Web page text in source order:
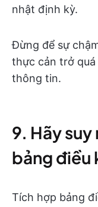
nhật định kỳ.
Đừng để sự
thực cản trở
thông tin.
9. Hãy
bảng điều
Tích hợp bảng